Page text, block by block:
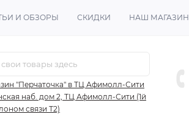
И ОБЗОРЫ СКИДКИ НАШ МАГАЗИН
"Перчаточка" в ТЦ Афимолл-Сити
наб. дом 2, ТЦ Афимолл-Сити (1й
связи Т2)